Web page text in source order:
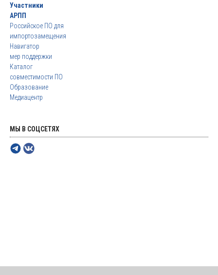
Участники
АРПП
Российское ПО для
импортозамещения
Навигатор
мер поддержки
Каталог
совместимости ПО
Образование
Медиацентр
МЫ В СОЦСЕТЯХ